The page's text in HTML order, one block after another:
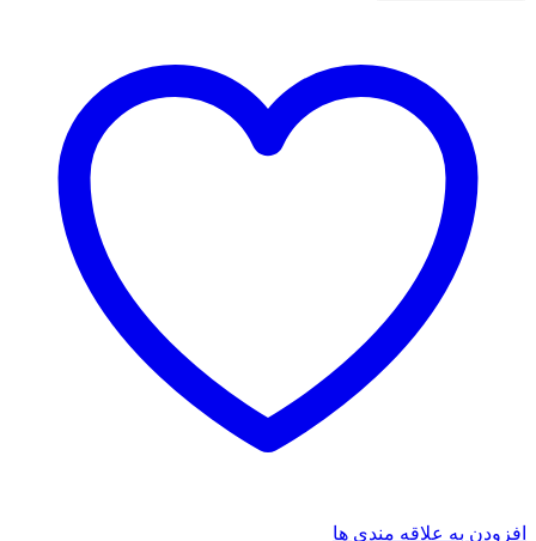
افزودن به علاقه مندی ها